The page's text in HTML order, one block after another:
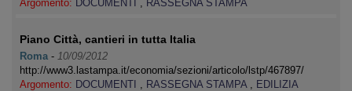
Argomento: DOCUMENTI , RASSEGNA STAMPA
Piano Città, cantieri in tutta Italia
Roma - 10/09/2012
http://www3.lastampa.it/economia/sezioni/articolo/lstp/467897/
Argomento: DOCUMENTI , RASSEGNA STAMPA , EDILIZIA